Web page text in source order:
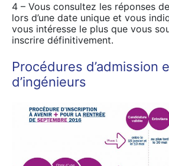
4 – Vous consultez les réponses
lors d’une date unique et vous
vous intéresse le plus que vous
inscrire définitivement.
Procédures d’admission
d’ingénieurs